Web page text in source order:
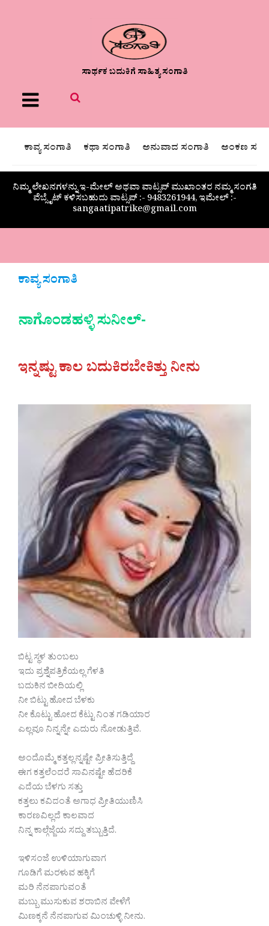
ಸಾರ್ಥಕ ಬದುಕಿಗೆ ಸಾಹಿತ್ಯ ಸಂಗಾತಿ
Menu
ಕಾವ್ಯ ಸಂಗಾತಿ ಕಥಾ ಸಂಗಾತಿ ಅನುವಾದ ಸಂಗಾತಿ ಅಂಕಣ
ನಿಮ್ಮ ಲೇಖನಗಳನ್ನು ಇ-ಮೇಲ್ ಅಥವಾ ವಾಟ್ಸಪ್ ಮುಖಾಂತರ ನಮ್ಮ ಸಂಗತಿ
ವೆಬ್ಸೈಟ್ ಕಳಿಸಬಹುದು ವಾಟ್ಸಪ್‌ :- 9483261944, ಇಮೇಲ್ :-
sangaatipatrike@gmail.com
ಕಾವ್ಯ ಸಂಗಾತಿ
ನಾಗೊಂಡಹಳ್ಳಿ ಸುನೀಲ್-
ಇನ್ನಷ್ಟು ಕಾಲ ಬದುಕಿರಬೇಕಿತ್ತು ನೀನು
ಬಿಟ್ಟ ಸ್ಥಳ ತುಂಬಲು
ಇದು ಪ್ರಶ್ನೆಪತ್ರಿಕೆಯಲ್ಲ ಗೆಳತಿ
ಬದುಕಿನ ಬೀದಿಯಲ್ಲಿ
ನೀ ಬಿಟ್ಟು ಹೋದ ಬೆಳಕು
ನೀ ಕೊಟ್ಟು ಹೋದ ಕೆಟ್ಟು ನಿಂತ ಗಡಿಯಾರ
ಎಲ್ಲವೂ ನಿನ್ನನ್ನೇ ಎದುರು ನೋಡುತ್ತಿವೆ.
ಅಂದೊಮ್ಮೆ ಕತ್ತಲ್ಲನ್ನಷ್ಟೇ ಪ್ರೀತಿಸುತ್ತಿದ್ದೆ
ಈಗ ಕತ್ತಲೆಂದರೆ ಸಾವಿನಷ್ಟೇ ಹೆದರಿಕೆ
ಎದೆಯ ಬೆಳಗು ಸತ್ತು
ಕತ್ತಲು ಕವಿದಂತೆ ಅಗಾಧ ಪ್ರೀತಿಯುಣಿಸಿ
ಕಾರಣವಿಲ್ಲದೆ ಕಾಲವಾದ
ನಿನ್ನ ಕಾಲ್ಗೆಜ್ಜೆಯ ಸದ್ದು ತಬ್ಬುತ್ತಿದೆ.
ಇಳಿಸಂಜೆ ಉಳಿಯಾಗುವಾಗ
ಗೂಡಿಗೆ ಮರಳುವ ಹಕ್ಕಿಗೆ
ಮರಿ ನೆನಪಾಗುವಂತೆ
ಮಬ್ಬು ಮುಸುಕುವ ಶರಾಬಿನ ವೇಳೆಗೆ
ಮಿಣಕ್ಕನೆ ನೆನಪಾಗುವ ಮಿಂಚುಳ್ಳಿ ನೀನು.